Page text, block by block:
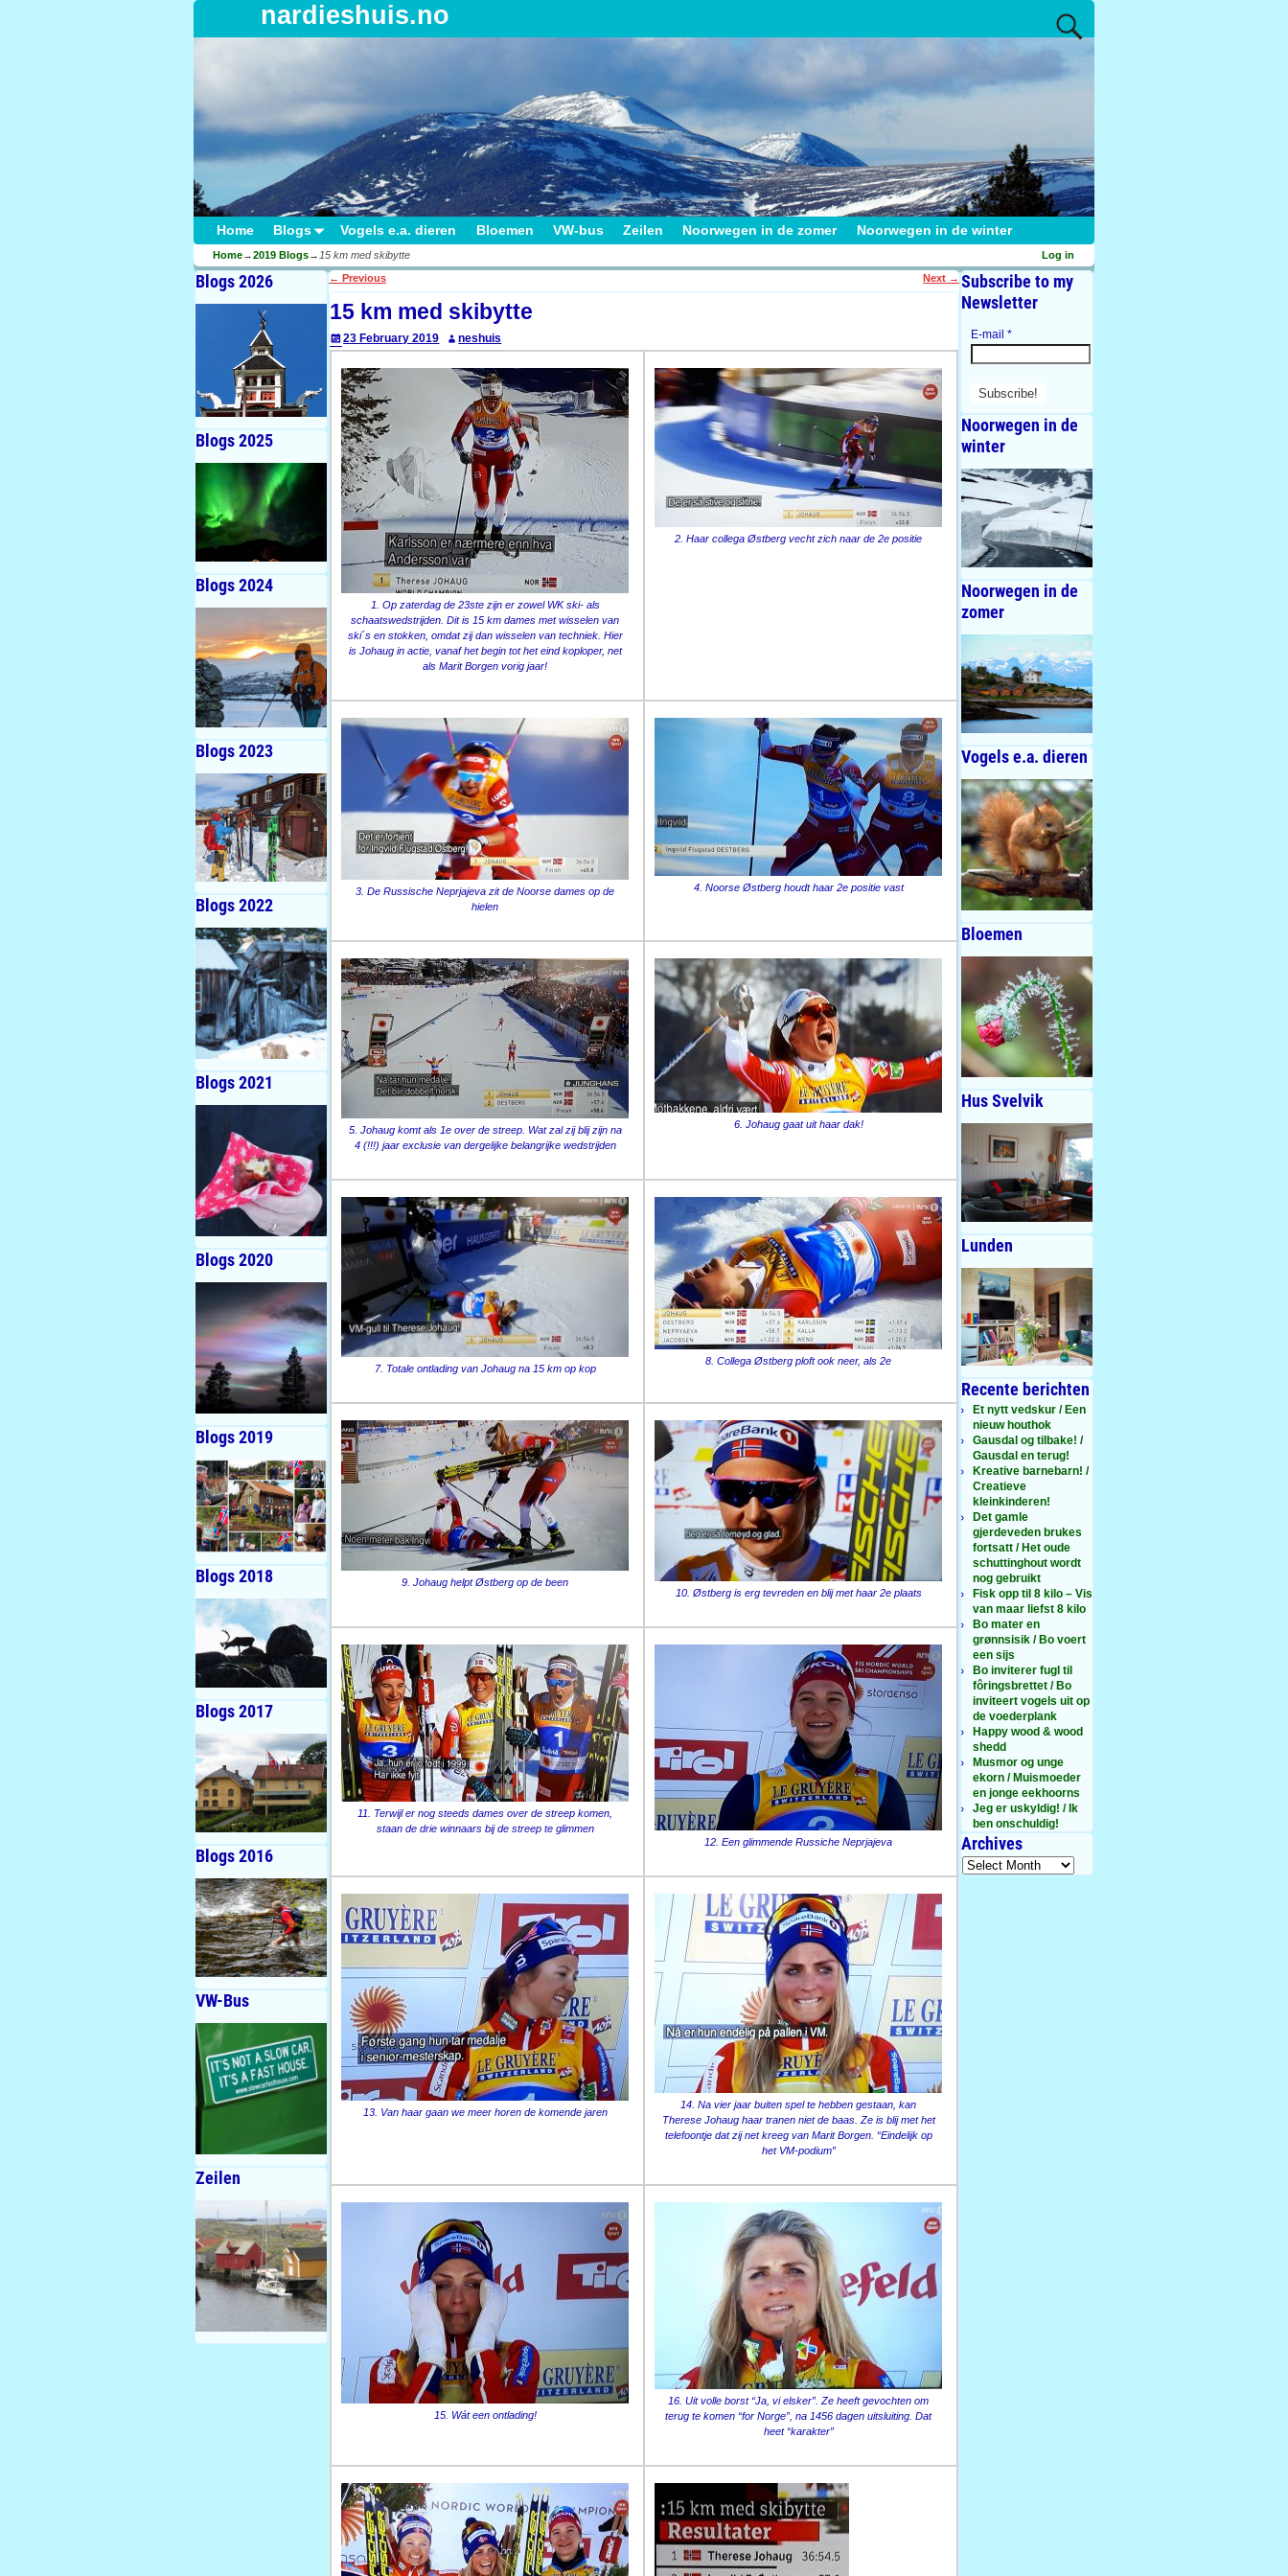
nardieshuis.no
Home Blogs Vogels e.a. dieren Bloemen VW-bus Zeilen Noorwegen in de zomer Noorwegen in de winter
Home→2019 Blogs→ 15 km med skibytte Log in
Post navigation
← Previous Next →
15 km med skibytte
23 February 2019 neshuis
1. Op zaterdag de 23ste zijn er zowel WK ski- als
schaatswedstrijden. Dit is 15 km dames met wisselen van
ski´s en stokken, omdat zij dan wisselen van techniek. Hier
is Johaug in actie, vanaf het begin tot het eind koploper, net
als Marit Borgen vorig jaar!
2. Haar collega Østberg vecht zich naar de 2e positie
3. De Russische Neprjajeva zit de Noorse dames op de
hielen
4. Noorse Østberg houdt haar 2e positie vast
5. Johaug komt als 1e over de streep. Wat zal zij blij zijn na
4 (!!!) jaar exclusie van dergelijke belangrijke wedstrijden
6. Johaug gaat uit haar dak!
7. Totale ontlading van Johaug na 15 km op kop
8. Collega Østberg ploft ook neer, als 2e
9. Johaug helpt Østberg op de been
10. Østberg is erg tevreden en blij met haar 2e plaats
11. Terwijl er nog steeds dames over de streep komen,
staan de drie winnaars bij de streep te glimmen
12. Een glimmende Russiche Neprjajeva
13. Van haar gaan we meer horen de komende jaren
14. Na vier jaar buiten spel te hebben gestaan, kan
Therese Johaug haar tranen niet de baas. Ze is blij met het
telefoontje dat zij net kreeg van Marit Borgen. “Eindelijk op
het VM-podium”
15. Wát een ontlading!
16. Uit volle borst “Ja, vi elsker”. Ze heeft gevochten om
terug te komen “for Norge”, na 1456 dagen uitsluiting. Dat
heet “karakter”
Blogs 2026
Blogs 2025
Blogs 2024
Blogs 2023
Blogs 2022
Blogs 2021
Blogs 2020
Blogs 2019
Blogs 2018
Blogs 2017
Blogs 2016
VW-Bus
Zeilen
Subscribe to my
Newsletter
E-mail *
Noorwegen in de
winter
Noorwegen in de
zomer
Vogels e.a. dieren
Bloemen
Hus Svelvik
Lunden
Recente berichten
Et nytt vedskur / Een
nieuw houthok
Gausdal og tilbake! /
Gausdal en terug!
Kreative barnebarn! /
Creatieve
kleinkinderen!
Det gamle
gjerdeveden brukes
fortsatt / Het oude
schuttinghout wordt
nog gebruikt
Fisk opp til 8 kilo – Vis
van maar liefst 8 kilo
Bo mater en
grønnsisik / Bo voert
een sijs
Bo inviterer fugl til
fôringsbrettet / Bo
inviteert vogels uit op
de voederplank
Happy wood & wood
shedd
Musmor og unge
ekorn / Muismoeder
en jonge eekhoorns
Jeg er uskyldig! / Ik
ben onschuldig!
Archives